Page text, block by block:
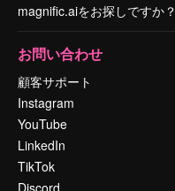
magnific.aiをお探しですか？
お問い合わせ
顧客サポート
Instagram
YouTube
LinkedIn
TikTok
Discord